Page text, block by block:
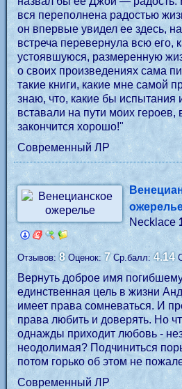
вся переполнена радостью
он впервые увидел ее здесь,
встреча перевернула всю его,
устоявшуюся, размеренную
о своих произведениях сама
такие книги, какие мне самой
знаю, что, какие бы испытания
вставали на пути моих героев,
закончится хорошо!"
Современный ЛР
Necklace
Отзывов:8 Оценок: 7 Ср.балл:4.14
Вернуть доброе имя
единственная цель в жизни
имеет права сомневаться. И
права любить и доверять. Но
однажды приходит любовь -
неодолимая? Подчиниться
потом горько об этом не
Современный ЛР